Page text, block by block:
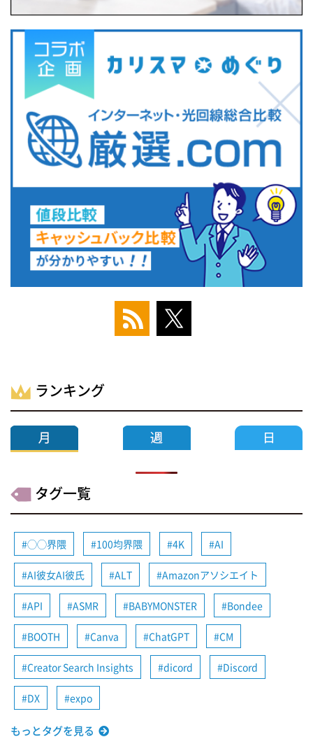
ランキング
タグ一覧
◯◯界隈 100均界隈 4K AI
AI彼女AI彼氏 ALT Amazonアソシエイト
API ASMR BABYMONSTER Bondee
BOOTH Canva ChatGPT CM
Creator Search Insights dicord Discord
DX expo
もっとタグを見る